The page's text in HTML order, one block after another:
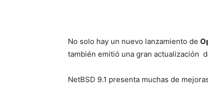
No solo hay un nuevo lanzamiento de
también emitió una gran actualización
NetBSD 9.1 presenta muchas de